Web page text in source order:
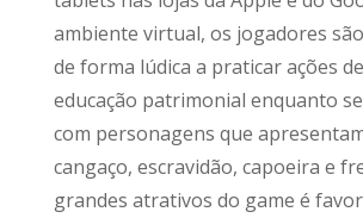
ambiente virtual, os jogadores
de forma lúdica a praticar ações
educação patrimonial enquanto
com personagens que
cangaço, escravidão, capoeira e
grandes atrativos do game é